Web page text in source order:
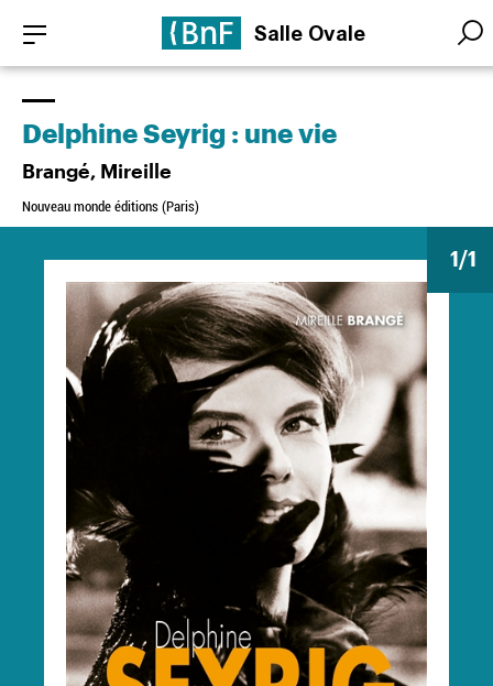
contenu
principal
Salle Ovale
1/1
Delphine Seyrig : une vie
Brangé, Mireille
Nouveau monde éditions (Paris)
Panneau de gestion des cookies